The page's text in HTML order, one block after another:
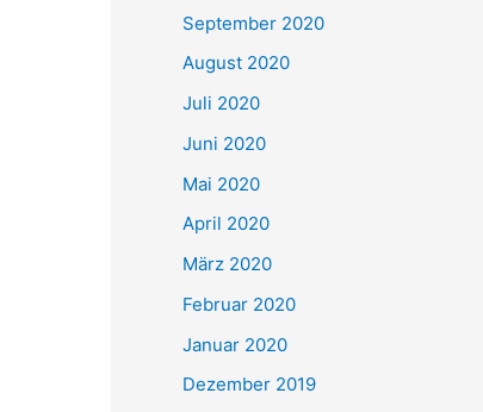
September 2020
August 2020
Juli 2020
Juni 2020
Mai 2020
April 2020
März 2020
Februar 2020
Januar 2020
Dezember 2019